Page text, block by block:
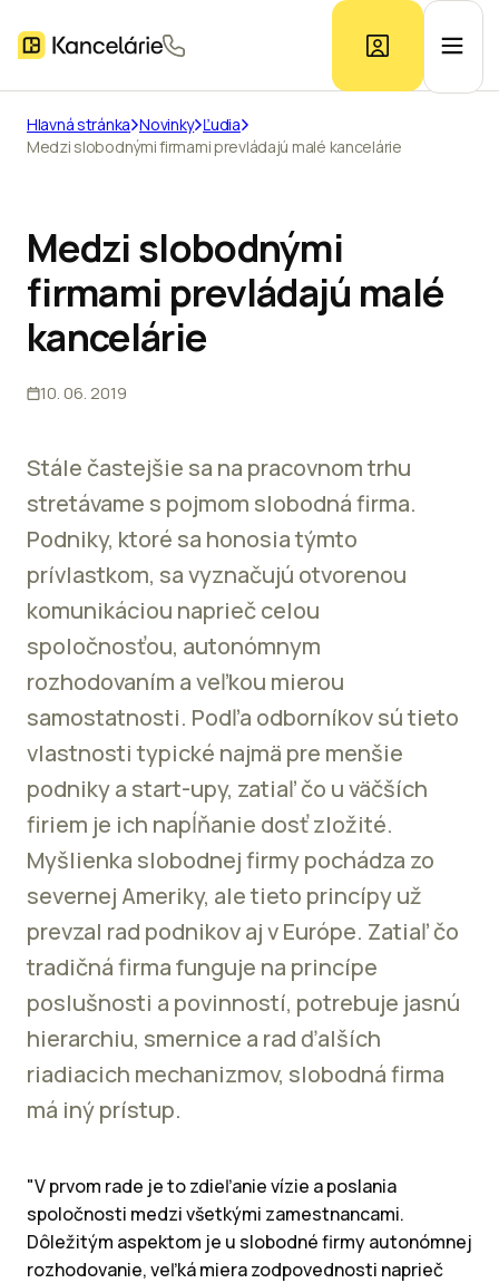
Ponuka kancelárií
Prieskum trhu
Kontakt
Hlavná stránka Novinky Ľudia
Medzi slobodnými firmami prevládajú malé kancelárie
Medzi slobodnými
firmami prevládajú malé
kancelárie
10. 06. 2019
Stále častejšie sa na pracovnom trhu
stretávame s pojmom slobodná firma.
Podniky, ktoré sa honosia týmto
prívlastkom, sa vyznačujú otvorenou
komunikáciou naprieč celou
spoločnosťou, autonómnym
rozhodovaním a veľkou mierou
samostatnosti. Podľa odborníkov sú tieto
vlastnosti typické najmä pre menšie
podniky a start-upy, zatiaľ čo u väčších
firiem je ich napĺňanie dosť zložité.
Myšlienka slobodnej firmy pochádza zo
severnej Ameriky, ale tieto princípy už
prevzal rad podnikov aj v Európe. Zatiaľ čo
tradičná firma funguje na princípe
poslušnosti a povinností, potrebuje jasnú
hierarchiu, smernice a rad ďalších
riadiacich mechanizmov, slobodná firma
má iný prístup.
"V prvom rade je to zdieľanie vízie a poslania
spoločnosti medzi všetkými zamestnancami.
Dôležitým aspektom je u slobodné firmy autonómnej
rozhodovanie, veľká miera zodpovednosti naprieč